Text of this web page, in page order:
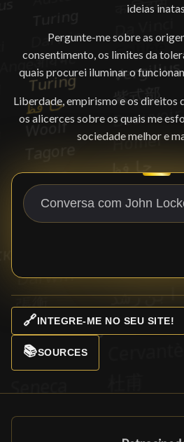
ideias inatas.
Pergunte-me sobre as
consentimento, os limites da
quais procurei iluminar o
Liberdade, empirismo e os direitos
os alicerces sobre os quais me
sociedade melhor e
🔗INTEGRE-ME NO SEU SITE!
📚SOURCES